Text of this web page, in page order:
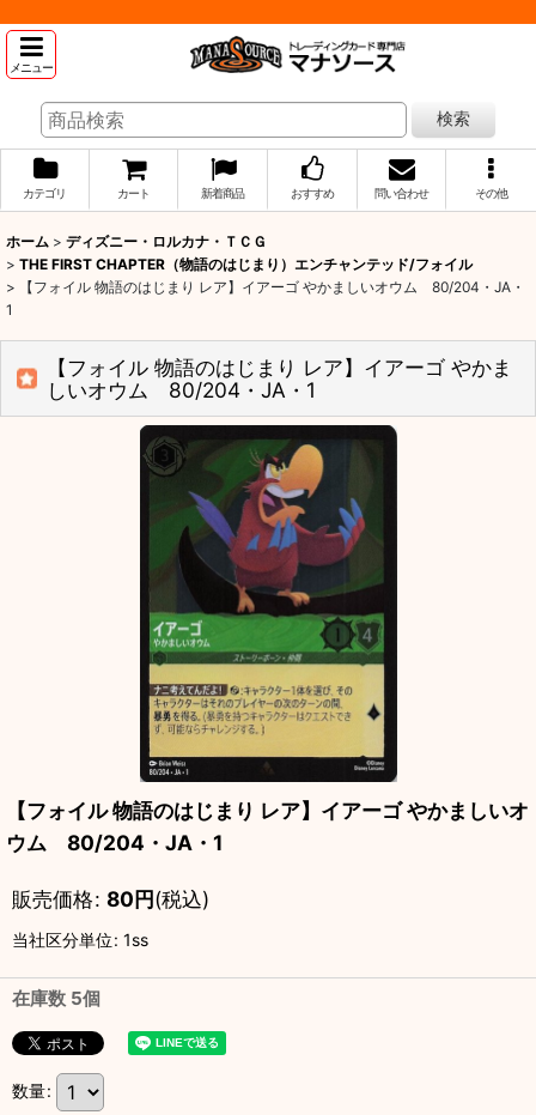
メニュー
検索
カテゴリ カート 新着商品 おすすめ 問い合わせ その他
ホーム > ディズニー・ロルカナ・ＴＣＧ
> THE FIRST CHAPTER（物語のはじまり）エンチャンテッド/フォイル
>
【フォイル 物語のはじまり レア】イアーゴ やかましいオウム 80/204・JA・
1
【フォイル 物語のはじまり レア】イアーゴ やかま
しいオウム 80/204・JA・1
【フォイル 物語のはじまり レア】イアーゴ やかましいオ
ウム 80/204・JA・1
販売価格: 80円(税込)
当社区分単位: 1ss
在庫数 5個
数量: